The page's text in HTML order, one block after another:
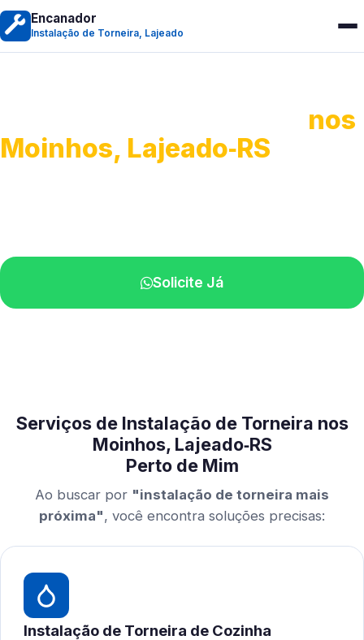
Encanador
Instalação de Torneira, Lajeado
nos
Moinhos, Lajeado‑RS
Solicite Já
Serviços de Instalação de Torneira nos
Moinhos, Lajeado‑RS
Perto de Mim
Ao buscar por "instalação de torneira mais
próxima", você encontra soluções precisas:
Instalação de Torneira de Cozinha